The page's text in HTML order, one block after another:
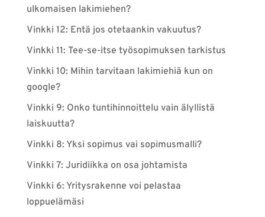
ulkomaisen lakimiehen?
Vinkki 12: Entä jos otetaankin vakuutus?
Vinkki 11: Tee-se-itse työsopimuksen tarkistus
Vinkki 10: Mihin tarvitaan lakimiehiä kun on
google?
Vinkki 9: Onko tuntihinnoittelu vain älyllistä
laiskuutta?
Vinkki 8: Yksi sopimus vai sopimusmalli?
Vinkki 7: Juridiikka on osa johtamista
Vinkki 6: Yritysrakenne voi pelastaa
loppuelämäsi